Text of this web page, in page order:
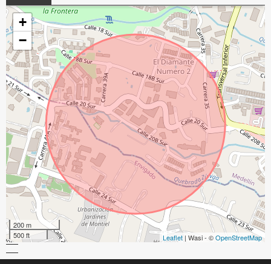
+
−
200 m
500 ft
Leaflet | Wasi - ©OpenStreetMap